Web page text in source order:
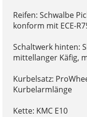
Reifen: Schwalbe
konform mit ECE-
Schaltwerk hinten:
mittellanger Käfig,
Kurbelsatz:
Kurbelarmlänge
Kette: KMC E10